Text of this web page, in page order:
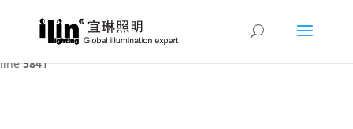
Warning : A non-numeric value encountered in
/var/www/html/ilin/wp-content/themes/Divi/functions.php
line5841